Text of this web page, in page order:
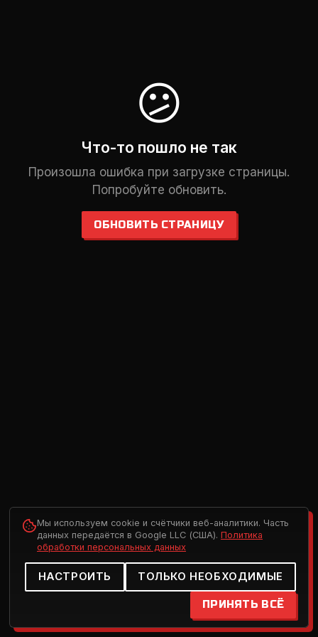
😕
Что-то пошло не так
Произошла ошибка при загрузке страницы.
Попробуйте обновить.
ОБНОВИТЬ СТРАНИЦУ
Мы используем cookie и счётчики веб-аналитики. Часть
данных передаётся в Google LLC (США). Политика
обработки персональных данных
НАСТРОИТЬ ТОЛЬКО НЕОБХОДИМЫЕ
ПРИНЯТЬ ВСЁ